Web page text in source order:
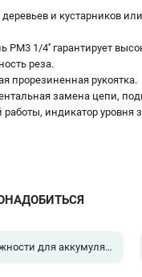
8 (812) 318-40-26
Режим работы колл-
пн-пт - с 9:00 до 18:00
сб - с 10:00 до 16:00
вс - выходной
ЗАКАЗ ЗАПЧАСТЕЙ
Принадлежности для аккумуляторных систем
и кустарников
PM3 1/4'' гарантирует
реза.
прорезиненная рукоятка.
замена цепи,
работы, индикатор уровня